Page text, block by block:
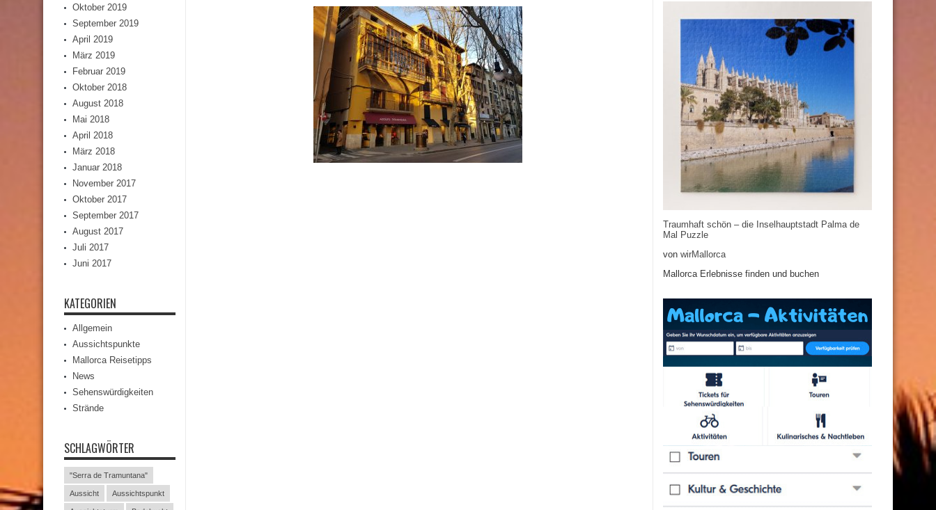
Oktober 2019
September 2019
April 2019
März 2019
Februar 2019
Oktober 2018
August 2018
Mai 2018
April 2018
März 2018
Januar 2018
November 2017
Oktober 2017
September 2017
August 2017
Juli 2017
Juni 2017
KATEGORIEN
Allgemein
Aussichtspunkte
Mallorca Reisetipps
News
Sehenswürdigkeiten
Strände
SCHLAGWÖRTER
"Serra de Tramuntana"
Aussicht Aussichtspunkt
Traumhaft schön – die Inselhauptstadt Palma de
Mal Puzzle
von wirMallorca
Mallorca Erlebnisse finden und buchen